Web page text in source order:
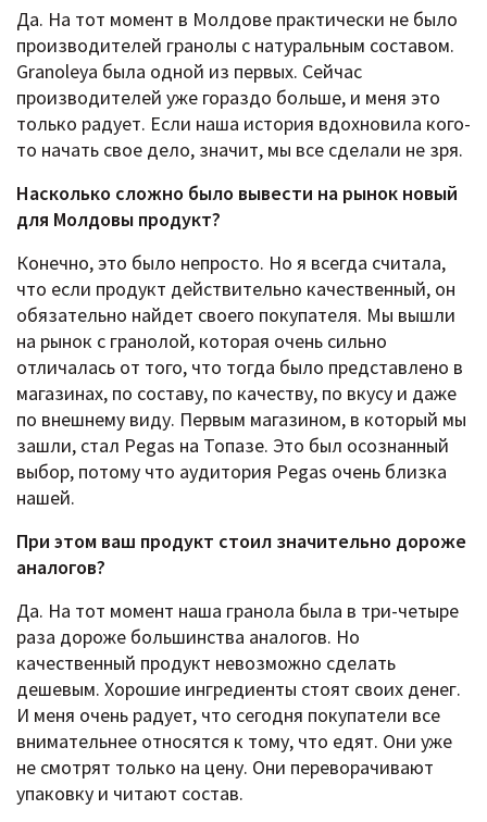
Да. На тот момент в Молдове практически не было
производителей гранолы с натуральным составом.
Granoleya была одной из первых. Сейчас
производителей уже гораздо больше, и меня это
только радует. Если наша история вдохновила кого-
то начать свое дело, значит, мы все сделали не зря.
Насколько сложно было вывести на рынок новый
для Молдовы продукт?
Конечно, это было непросто. Но я всегда считала,
что если продукт действительно качественный, он
обязательно найдет своего покупателя. Мы вышли
на рынок с гранолой, которая очень сильно
отличалась от того, что тогда было представлено в
магазинах, по составу, по качеству, по вкусу и даже
по внешнему виду. Первым магазином, в который мы
зашли, стал Pegas на Топазе. Это был осознанный
выбор, потому что аудитория Pegas очень близка
нашей.
При этом ваш продукт стоил значительно дороже
аналогов?
Да. На тот момент наша гранола была в три-четыре
раза дороже большинства аналогов. Но
качественный продукт невозможно сделать
дешевым. Хорошие ингредиенты стоят своих денег.
И меня очень радует, что сегодня покупатели все
внимательнее относятся к тому, что едят. Они уже
не смотрят только на цену. Они переворачивают
упаковку и читают состав.